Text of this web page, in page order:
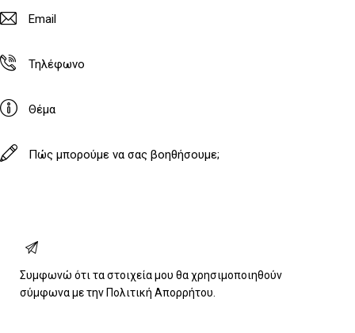
Συμφωνώ ότι τα στοιχεία μου θα χρησιμοποιηθούν
σύμφωνα με την Πολιτική Απορρήτου